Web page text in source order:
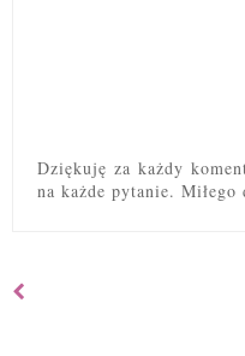
Dziękuję za każdy
na każde pytanie. Miłego